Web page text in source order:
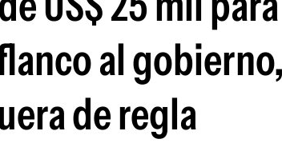
al
de regla